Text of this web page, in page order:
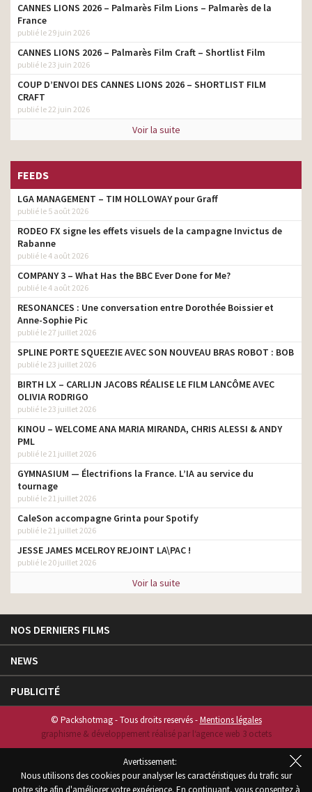
CANNES LIONS 2026 – Palmarès Film Lions – Palmarès de la
France
publié le 29 juin 2026
CANNES LIONS 2026 – Palmarès Film Craft – Shortlist Film
publié le 23 juin 2026
COUP D’ENVOI DES CANNES LIONS 2026 – SHORTLIST FILM
CRAFT
publié le 22 juin 2026
Voir la suite
FEEDS
LGA MANAGEMENT – TIM HOLLOWAY pour Graff
publié le 5 août 2026
RODEO FX signe les effets visuels de la campagne Invictus de
Rabanne
publié le 4 août 2026
COMPANY 3 – What Has the BBC Ever Done for Me?
publié le 4 août 2026
RESONANCES : Une conversation entre Dorothée Boissier et
Anne-Sophie Pic
publié le 27 juillet 2026
SPLINE PORTE SQUEEZIE AVEC SON NOUVEAU BRAS ROBOT : BOB
publié le 23 juillet 2026
BIRTH LX – CARLIJN JACOBS RÉALISE LE FILM LANCÔME AVEC
OLIVIA RODRIGO
publié le 23 juillet 2026
KINOU – WELCOME ANA MARIA MIRANDA, CHRIS ALESSI & ANDY
PML
publié le 21 juillet 2026
GYMNASIUM — Électrifions la France. L’IA au service du
tournage
publié le 21 juillet 2026
CaleSon accompagne Grinta pour Spotify
publié le 21 juillet 2026
JESSE JAMES MCELROY REJOINT LA\PAC !
publié le 20 juillet 2026
Voir la suite
NOS DERNIERS FILMS
NEWS
PUBLICITÉ
© Packshotmag - Tous droits reservés -Mentions légales
graphisme & développement réalisé par l‘agence web 3 octets
Avertissement:
Nous utilisons des cookies pour analyser les caractéristiques du trafic sur
notre site afin d'améliorer votre expérience. En continuant, vous consentez à